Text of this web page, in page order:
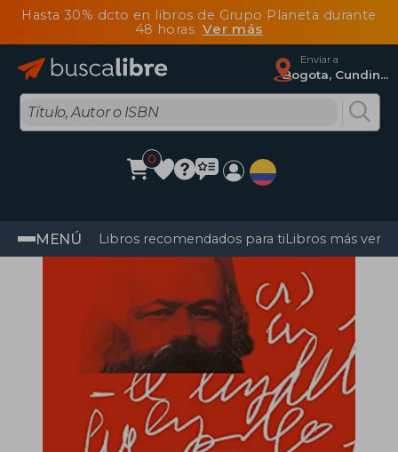
Hasta 30% dcto en libros de Grupo Planeta durante
48 horasVer más
Enviar a
Bogota, Cundinamarca
0
MENÚ Libros recomendados para tiLibros más